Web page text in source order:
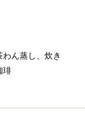
ん蒸し、炊き
琲